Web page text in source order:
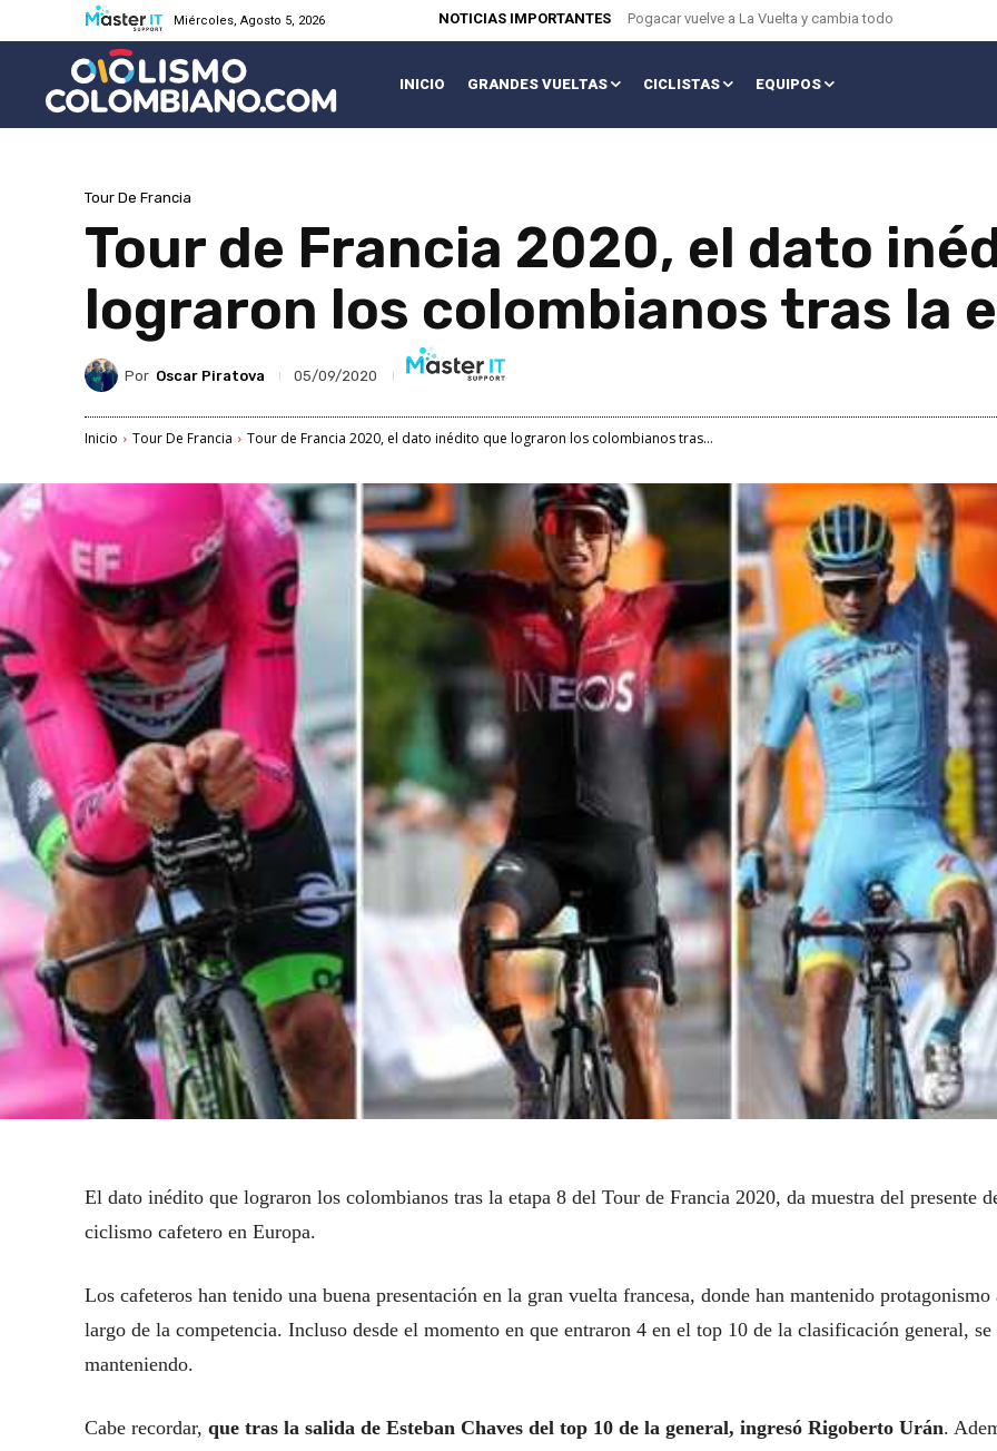
Miércoles, Agosto 5, 2026 NOTICIAS IMPORTANTES Pogacar vuelve a La Vuelta y cambia todo
INICIO GRANDES VUELTAS CICLISTAS EQUIPOS
Tour De Francia
Tour de Francia 2020, el dato
lograron los colombianos tras la
Por Oscar Piratova 05/09/2020
Inicio Tour De Francia Tour de Francia 2020, el dato inédito que lograron los colombianos tras...
El dato inédito que lograron los colombianos tras la etapa 8 del Tour de Francia 2020, da muestra del presente
ciclismo cafetero en Europa.
Los cafeteros han tenido una buena presentación en la gran vuelta francesa, donde han mantenido protagonismo
largo de la competencia. Incluso desde el momento en que entraron 4 en el top 10 de la clasificación general, se
manteniendo.
Cabe recordar, que tras la salida de Esteban Chaves del top 10 de la general, ingresó Rigoberto Urán.